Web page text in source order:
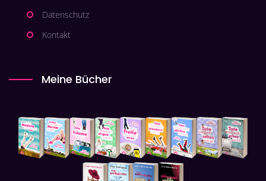
Datenschutz
Kontakt
Meine Bücher